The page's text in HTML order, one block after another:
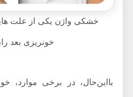
خشکی واژن یکی از علت هایی
خونریزی بعد
بااین‌حال، در برخی موارد،